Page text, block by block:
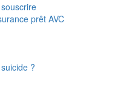
prêt AVC
?